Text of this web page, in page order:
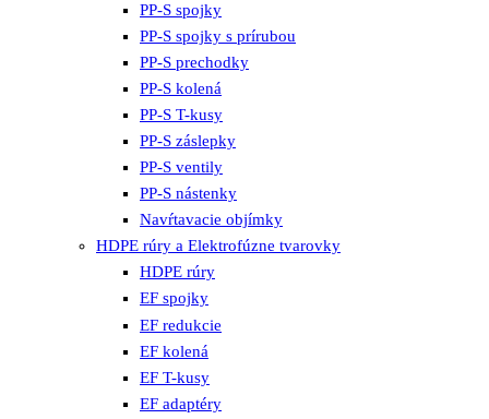
PP-S spojky
PP-S spojky s prírubou
PP-S prechodky
PP-S kolená
PP-S T-kusy
PP-S záslepky
PP-S ventily
PP-S nástenky
Navŕtavacie objímky
HDPE rúry a Elektrofúzne tvarovky
HDPE rúry
EF spojky
EF redukcie
EF kolená
EF T-kusy
EF adaptéry